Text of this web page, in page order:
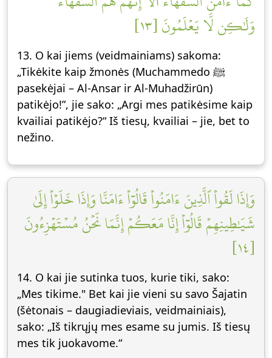
وَلَٰكِن لَّا يَعۡلَمُونَ [١٣]
13. O kai jiems (veidmainiams) sakoma:
„Tikėkite kaip žmonės (Muchammedo ﷺ
pasekėjai – Al-Ansar ir Al-Muhadžirūn)
patikėjo!”, jie sako: „Argi mes patikėsime kaip
kvailiai patikėjo?“ Iš tiesų, kvailiai – jie, bet to
nežino.
وَإِذَا لَقُواْ ٱلَّذِينَ ءَامَنُواْ قَالُوٓاْ ءَامَنَّا وَإِذَا خَلَوۡاْ إِلَىٰ
شَيَٰطِينِهِمۡ قَالُوٓاْ إِنَّا مَعَكُمۡ إِنَّمَا نَحۡنُ مُسۡتَهۡزِءُونَ
[١٤]
14. O kai jie sutinka tuos, kurie tiki, sako:
„Mes tikime." Bet kai jie vieni su savo Šajatin
(šėtonais – daugiadieviais, veidmainiais),
sako: „Iš tikrųjų mes esame su jumis. Iš tiesų
mes tik juokavome.“